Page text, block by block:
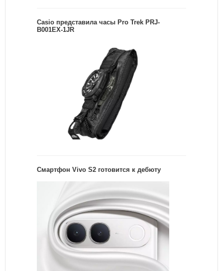
Casio представила часы Pro Trek PRJ-
B001EX-1JR
Смартфон Vivo S2 готовится к дебюту